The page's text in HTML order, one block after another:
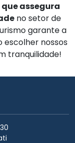
que assegura
no setor de
garante a
escolher nossos
tranquilidade!